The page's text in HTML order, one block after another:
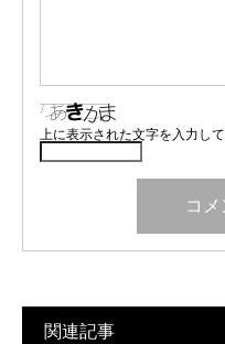
上に表示された文字を入力して
関連記事